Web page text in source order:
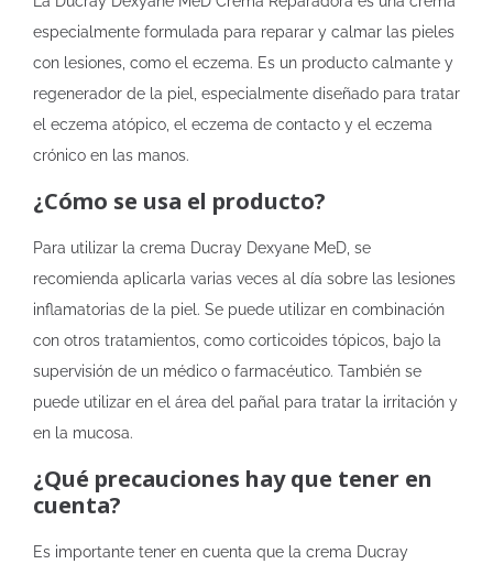
especialmente formulada para reparar y calmar las pieles
con lesiones, como el eczema. Es un producto calmante y
regenerador de la piel, especialmente diseñado para tratar
el eczema atópico, el eczema de contacto y el eczema
crónico en las manos.
¿Cómo se usa el producto?
Para utilizar la crema Ducray Dexyane MeD, se
recomienda aplicarla varias veces al día sobre las lesiones
inflamatorias de la piel. Se puede utilizar en combinación
con otros tratamientos, como corticoides tópicos, bajo la
supervisión de un médico o farmacéutico. También se
puede utilizar en el área del pañal para tratar la irritación y
en la mucosa.
¿Qué precauciones hay que tener en
cuenta?
Es importante tener en cuenta que la crema Ducray